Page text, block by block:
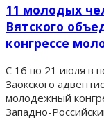
11 молодых
Вятского
конгрессе
С 16 по 21 июля в
Заокского
молодежный
Западно-